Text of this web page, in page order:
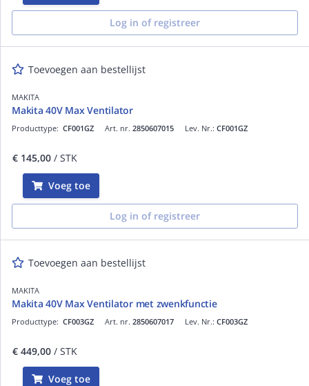
Log in of registreer
Toevoegen aan bestellijst
MAKITA
Makita 40V Max Ventilator
Art. nr. 2850607015
Producttype: CF001GZ Lev. Nr.: CF001GZ
€ 145,00 / STK
Voeg toe
Log in of registreer
Toevoegen aan bestellijst
MAKITA
Makita 40V Max Ventilator met zwenkfunctie
Art. nr. 2850607017
Producttype: CF003GZ Lev. Nr.: CF003GZ
€ 449,00 / STK
Voeg toe